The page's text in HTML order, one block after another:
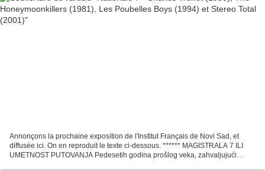
Annonçons la prochaine exposition de l'Institut Français de Novi Sad, et
diffusée ici. On en reproduit le texte ci-dessous. ****** MAGISTRALA 7 ILI
UMETNOST PUTOVANJA Pedesetih godina prošlog veka, zahvaljujući